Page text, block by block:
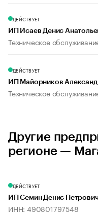
ДЕЙСТВУЕТ
ИП Исаев Денис
Техническое
ДЕЙСТВУЕТ
ИП Майорников
Техническое
Другие
регионе —
ДЕЙСТВУЕТ
ИП Семин Денис Петрович
ИНН: 490801797548